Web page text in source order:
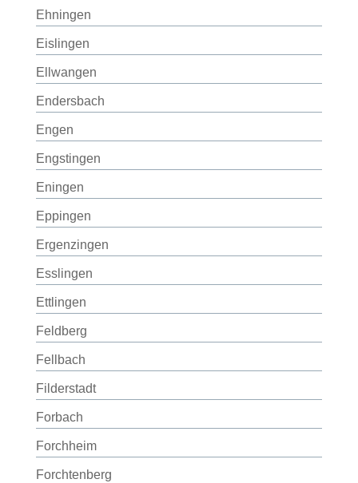
Ehningen
Eislingen
Ellwangen
Endersbach
Engen
Engstingen
Eningen
Eppingen
Ergenzingen
Esslingen
Ettlingen
Feldberg
Fellbach
Filderstadt
Forbach
Forchheim
Forchtenberg